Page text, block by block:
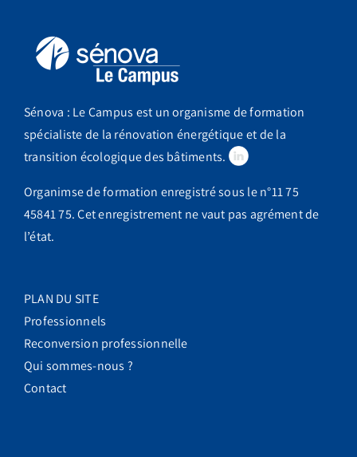
Sénova : Le Campus est un organisme de formation
spécialiste de la rénovation énergétique et de la
transition écologique des bâtiments.
Organimse de formation enregistré sous le n°11 75
45841 75. Cet enregistrement ne vaut pas agrément de
l’état.
PLAN DU SITE
Professionnels
Reconversion professionnelle
Qui sommes-nous ?
Contact